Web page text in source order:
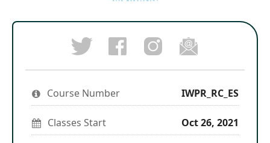
Tweet
that
enrolled
in
this
course
Post
aFacebook
message
you've
enrolled
course
Follow
us
on
Instagram
stay
updated
Email
someone
to
say
enrolled
in
this
course
Course Number IWPR_RC_ES
Classes Start Oct 26, 2021